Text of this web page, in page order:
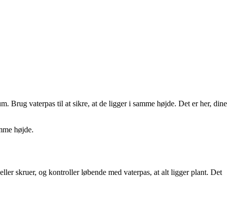
Brug vaterpas til at sikre, at de ligger i samme højde. Det er her, dine
højde.
skruer, og kontroller løbende med vaterpas, at alt ligger plant. Det